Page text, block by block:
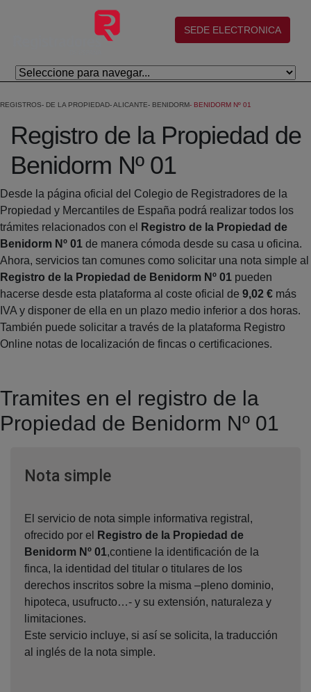
Skip to Main Content
(abre en nueva ventana)
SEDE ELECTRONICA
REGISTROS DE LA PROPIEDAD ALICANTE BENIDORM BENIDORM Nº 01
Registro de la Propiedad de
Benidorm Nº 01
Desde la página oficial del Colegio de Registradores de la
Propiedad y Mercantiles de España podrá realizar todos los
trámites relacionados con el
Registro de la Propiedad de
Benidorm Nº 01 de manera cómoda desde su casa u oficina.
Ahora, servicios tan comunes como solicitar una nota simple al
Registro de la Propiedad de Benidorm Nº 01 pueden
hacerse desde esta plataforma al coste oficial de 9,02 € más
IVA y disponer de ella en un plazo medio inferior a dos horas.
También puede solicitar a través de la plataforma Registro
Online notas de localización de fincas o certificaciones.
Tramites en el registro de la
Propiedad de Benidorm Nº 01
Nota simpleVentana nueva
El servicio de nota simple informativa registral,
ofrecido por el
Registro de la Propiedad de
Benidorm Nº 01,contiene la identificación de la
finca, la identidad del titular o titulares de los
derechos inscritos sobre la misma –pleno dominio,
hipoteca, usufructo…- y su extensión, naturaleza y
limitaciones.
Este servicio incluye, si así se solicita, la traducción
al inglés de la nota simple.